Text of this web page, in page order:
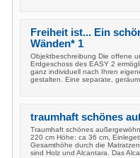
Freiheit ist... Ein
Wänden* 1
Objektbeschreibung Die offene
Erdgeschoss des EASY 2
ganz individuell nach Ihren
gestalten. Eine separate,
traumhaft schönes
Traumhaft schönes
220 cm Höhe: ca 36 cm,
Gesamthöhe durch die
sind Holz und Alcantara. Das